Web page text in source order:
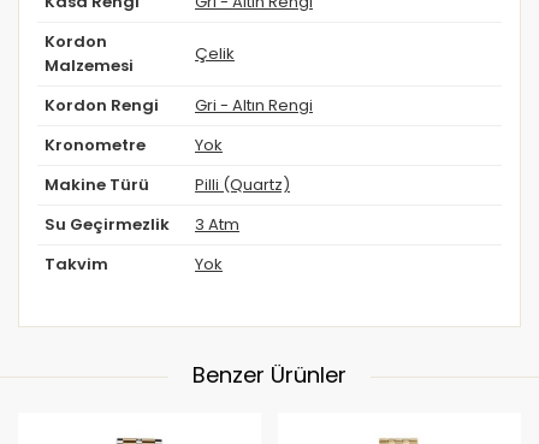
Kordon
Malzemesi
Çelik
Kordon Rengi Gri - Altın Rengi
Kronometre Yok
Makine Türü Pilli (Quartz)
Su Geçirmezlik 3 Atm
Takvim Yok
Benzer Ürünler